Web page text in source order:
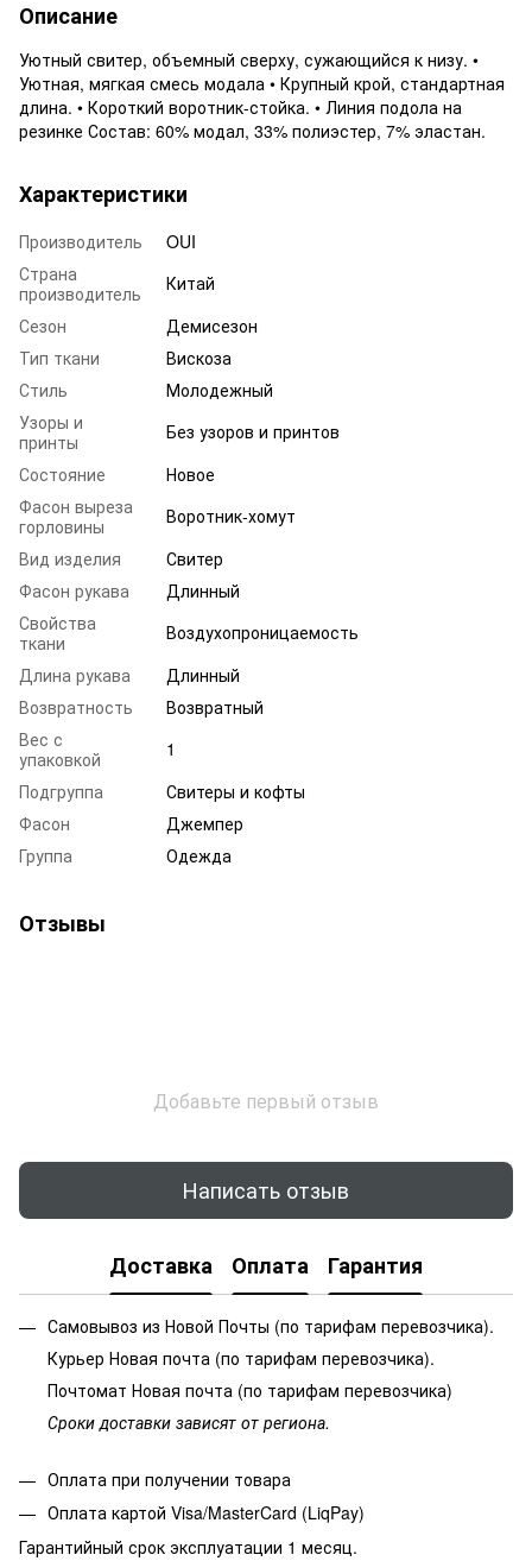
Описание
Уютный свитер, объемный сверху, сужающийся к низу. •
Уютная, мягкая смесь модала • Крупный крой, стандартная
длина. • Короткий воротник-стойка. • Линия подола на
резинке Состав: 60% модал, 33% полиэстер, 7% эластан.
Характеристики
Производитель
OUI
Страна
производитель
Китай
Сезон
Демисезон
Тип ткани
Вискоза
Стиль
Молодежный
Узоры и
принты
Без узоров и принтов
Состояние
Новое
Фасон выреза
горловины
Воротник-хомут
Вид изделия
Свитер
Фасон рукава
Длинный
Свойства
ткани
Воздухопроницаемость
Длина рукава
Длинный
Возвратность
Возвратный
Вес с
упаковкой
1
Подгруппа
Свитеры и кофты
Фасон
Джемпер
Группа
Одежда
Отзывы
Добавьте первый отзыв
Написать отзыв
Доставка Оплата Гарантия
Самовывоз из Новой Почты (по тарифам перевозчика).
Курьер Новая почта (по тарифам перевозчика).
Почтомат Новая почта (по тарифам перевозчика)
Сроки доставки зависят от региона.
Оплата при получении товара
Оплата картой Visa/MasterCard (LiqPay)
Гарантийный срок эксплуатации 1 месяц.